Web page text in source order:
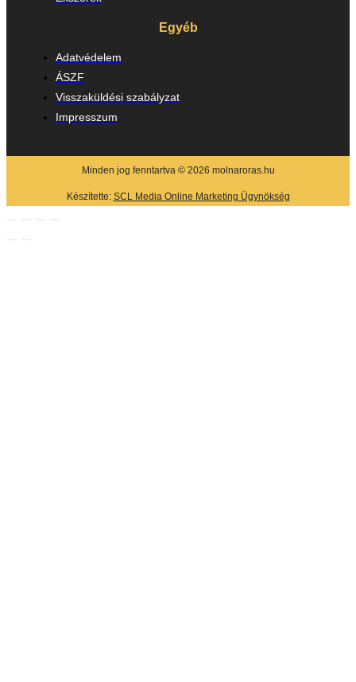
Egyéb
Adatvédelem
ÁSZF
Visszaküldési szabályzat
Impresszum
Minden jog fenntartva © 2026 molnaroras.hu
Készítette: SCL Media Online Marketing Ügynökség